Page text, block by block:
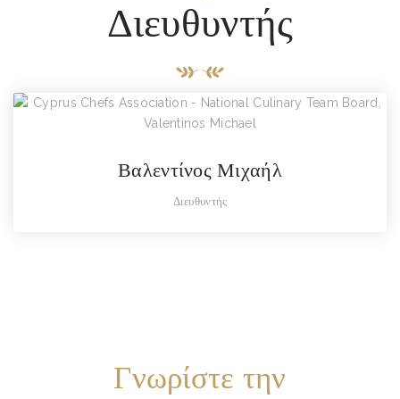
Διευθυντής
Βαλεντίνος Μιχαήλ
Διευθυντής
Γνωρίστε την